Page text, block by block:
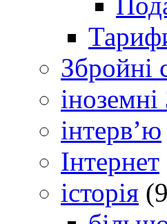
Збройні
інтерв’ю
Інтернет
історія